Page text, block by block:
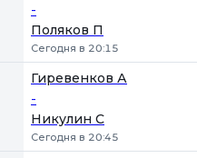
-
Поляков П
Сегодня в 20:15
Гиревенков А
-
Никулин С
Сегодня в 20:45